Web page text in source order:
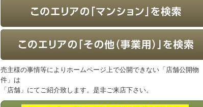
売主様の事情等によりホームページ上で公開できない「店舗公開物
件」は
「店舗」にてご紹介致します。是非ご来店下さい。